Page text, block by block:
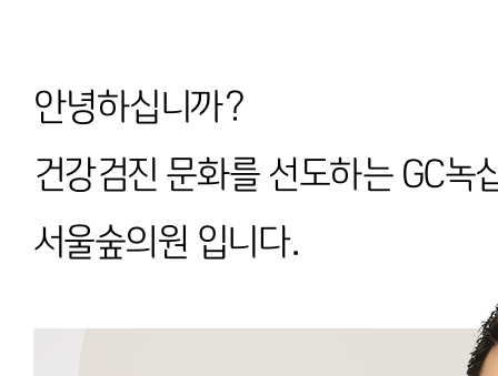
안녕하십니까?
건강검진 문화를 선도하는 GC녹
서울숲의원 입니다.